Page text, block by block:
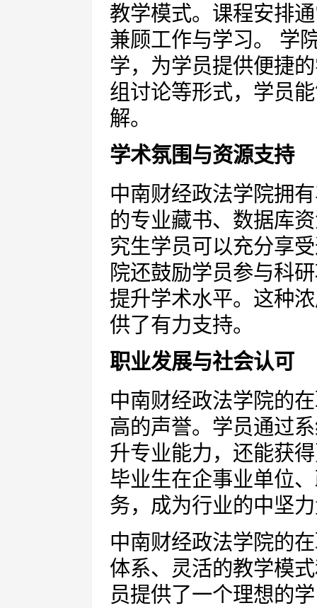
教学模式。课程安排
兼顾工作与学习。 学
学，为学员提供便捷
组讨论等形式，学员
解。
学术氛围与资源支持
中南财经政法学院拥
的专业藏书、数据库
究生学员可以充分享
院还鼓励学员参与科
提升学术水平。这种
供了有力支持。
职业发展与社会认可
中南财经政法学院的
高的声誉。学员通过
升专业能力，还能获
毕业生在企事业单位
务，成为行业的中坚
中南财经政法学院的
体系、灵活的教学模
员提供了一个理想的